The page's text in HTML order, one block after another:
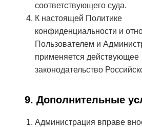
соответствующего суда.
К настоящей Политике
конфиденциальности и
Пользователем и
применяется действующее
законодательство
9. Дополнительные
Администрация вправе